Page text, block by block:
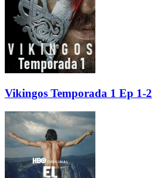
Vikingos Temporada 1 Ep 1-2